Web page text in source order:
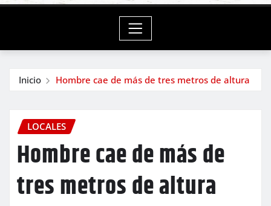
Inicio Hombre cae de más de tres metros de altura
LOCALES
Hombre cae de más de
tres metros de altura